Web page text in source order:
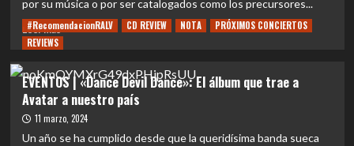
Mercyful
Fate:
el
ritual
del
heavy
por su música o por ser catalogados como los precursores...
Leer másLeer
EVENTOS
|
“It’s
All
Around
#RecomendacionRALV CD REVIEW NOTA
PRÓXIMOS CONCIERTOS
REVIEWS
EVENTOS | «Dance Devil Dance»: El álbum que trae a
Avatar a nuestro país
11 marzo, 2024
Un año se ha cumplido desde que la queridísima banda sueca